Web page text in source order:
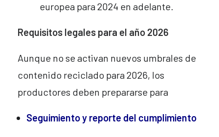
europea para 2024 en adelante.
Requisitos legales para el año 2026
Aunque no se activan nuevos umbrales de
contenido reciclado para 2026, los
productores deben prepararse para
Seguimiento y reporte del cumplimiento